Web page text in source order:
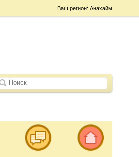
Ваш регион: Анахайм